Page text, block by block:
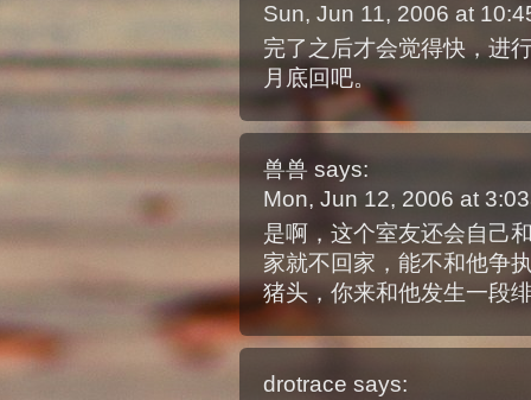
Sun, Jun 11, 2006 at
完了之后才会觉得快，进
月底回吧。
兽兽 says:
Mon, Jun 12, 2006 at
是啊，这个室友还会自己
家就不回家，能不和他争
猪头，你来和他发生一段
drotrace says: